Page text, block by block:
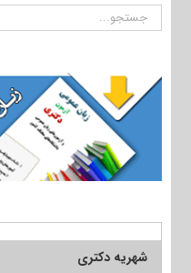
جستجو
شهریه دکتری